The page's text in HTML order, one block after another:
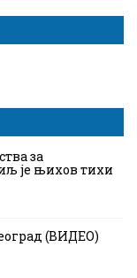
за
је њихов тихи
(ВИДЕО)